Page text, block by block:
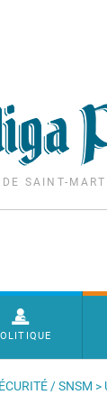
SAINT-
/ SNSM >